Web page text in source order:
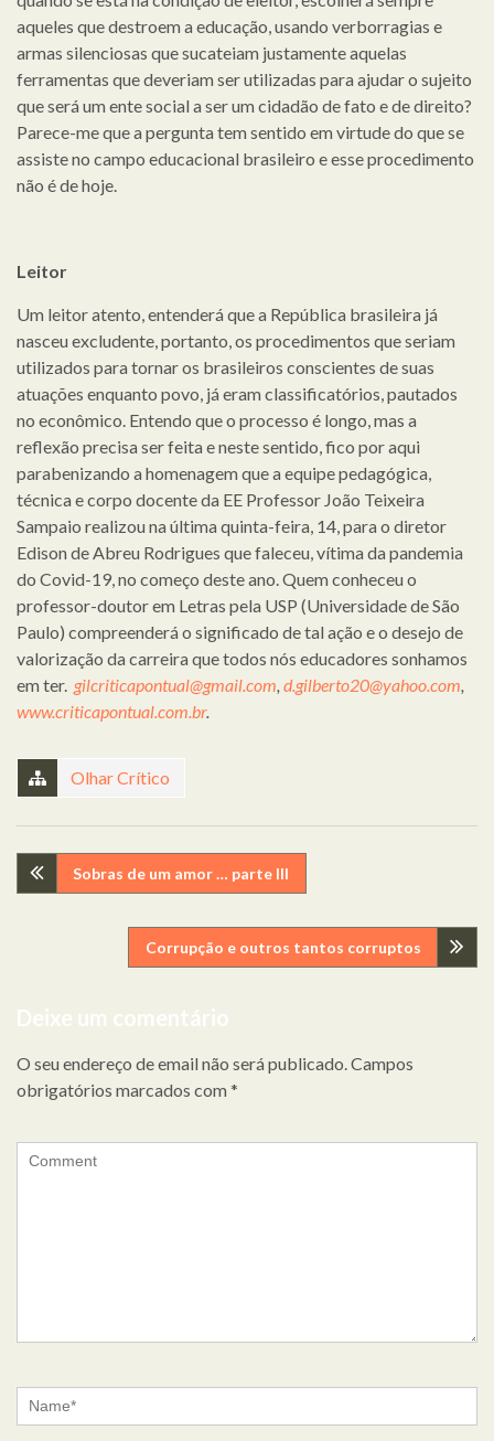
aqueles que destroem a educação, usando verborragias e
armas silenciosas que sucateiam justamente aquelas
ferramentas que deveriam ser utilizadas para ajudar o sujeito
que será um ente social a ser um cidadão de fato e de direito?
Parece-me que a pergunta tem sentido em virtude do que se
assiste no campo educacional brasileiro e esse procedimento
não é de hoje.
Leitor
Um leitor atento, entenderá que a República brasileira já
nasceu excludente, portanto, os procedimentos que seriam
utilizados para tornar os brasileiros conscientes de suas
atuações enquanto povo, já eram classificatórios, pautados
no econômico. Entendo que o processo é longo, mas a
reflexão precisa ser feita e neste sentido, fico por aqui
parabenizando a homenagem que a equipe pedagógica,
técnica e corpo docente da EE Professor João Teixeira
Sampaio realizou na última quinta-feira, 14, para o diretor
Edison de Abreu Rodrigues que faleceu, vítima da pandemia
do Covid-19, no começo deste ano. Quem conheceu o
professor-doutor em Letras pela USP (Universidade de São
Paulo) compreenderá o significado de tal ação e o desejo de
valorização da carreira que todos nós educadores sonhamos
em ter. gilcriticapontual@gmail.com d.gilberto20@yahoo.com
www.criticapontual.com.br.
Olhar Crítico
Navegação
Sobras de um amor … parte III
Corrupção e outros tantos corruptos
Deixe um comentário
O seu endereço de email não será publicado. Campos
obrigatórios marcados com *